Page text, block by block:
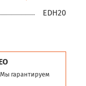
EDH20
гарантируем